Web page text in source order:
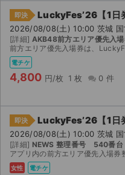
ご利用ガイド
ご利用ガイド
手数料・お支払い方法
よくある質問
お知らせ
即決 LuckyFes’26【1日
2026/08/08(土) 10:00 茨城 国
[詳細] AKB48前方エリア優先入場
前方エリア優先入場券は、LuckyFes公式アプリの分配機能でお譲りします。 LuckyFes公式
電チケ
4,800 円/枚 1 枚 0 件
即決 LuckyFes’26【1日
2026/08/08(土) 10:00 茨城 国
[詳細] NEWS 整理番号 540番台
アプリ内の前方エリア優先入場券整理番号をスクリーンショットでお送りいたします。 その他何
女性 電チケ